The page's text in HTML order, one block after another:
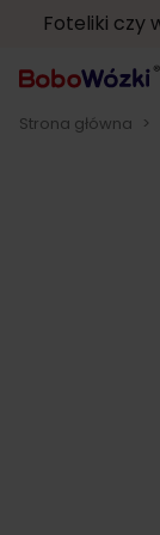
Foteliki czy
Strona główna >